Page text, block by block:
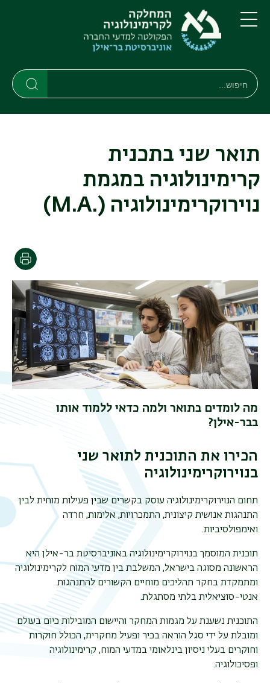
דילוג
לתוכן
העיקרי
דילוג
לתפריט
ניווט
ראשי
תפריט
חיפוש
חיפוש
תואר שני בתכנית
קרימינולוגיה במגמת
נוירוקרימינולוגיה (.M.A)
מה לומדים בתואר ולמה כדאי ללמוד אותו
בבר-אילן?
הכירו את התוכנית לתואר שני
בנוירוקרימינולוגיה
תחום הנוירוקרימינולוגיה עוסק בקשרים שבין פעילות מוחית לבין
התנהגות אנושית קיצונית, התמכרויות, אלימות, חרדה
ואימפולסיביות.
תוכנית המוסמך בנוירוקרימינולוגיה באוניברסיטת בר-אילן היא
הראשונה מסוגה בישראל, המשלבת בין מדעי המוח לקרימינולוגיה
ומתמקדת בחקר תהליכים מוחיים הקשורים להתנהגות
אנטי-סוציאלית בלתי מסתגלת.
התוכנית נשענת על מגמות המחקר והיישום המובילות כיום בעולם
ומובלת על ידי סגל הוראה בכיר ופעיל מחקרית, הכולל חוקרות
וחוקרים בעלי ניסיון בינלאומי במדעי המוח, קרימינולוגיה
ופסיכולוגיה.